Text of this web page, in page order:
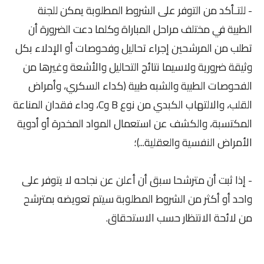
- للتـأكد من التوفر على الشروط المطلوبة يمكن للجنة
الطبية في مختلف مراحل المباراة وكلما دعت الضرورة أن
تطلب من المرشحين إجراء تحاليل وفحوصات أو الإدلاء بكل
وثيقة ضرورية ولاسيما نتائج التحاليل والأشعة وغيرها من
الفحوصات الطبية والشبه طبية (كداء السكري، وأمراض
القلب، والالتهاب الكبدي من نوع B وC، وداء فقدان المناعة
المكتسبة، والكشف عن استعمال المواد المخدرة أو أدوية
الأمراض النفسية والعقلية...)؛
- إذا ثبت أن مترشحا سبق أن أعلن عن نجاحه لا يتوفر على
واحد أو أكثر من الشروط المطلوبة سيتم تعويضه بمترشح
من لائحة الانتظار حسب الاستحقاق.